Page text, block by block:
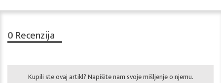
0 Recenzija
Kupili ste ovaj artikl? Napišite nam svoje mišljenje o njemu.